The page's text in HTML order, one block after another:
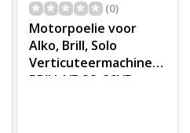
(0)
Motorpoelie voor
Alko, Brill, Solo
Verticuteermachines,
BRILL VE-38, 38VE,